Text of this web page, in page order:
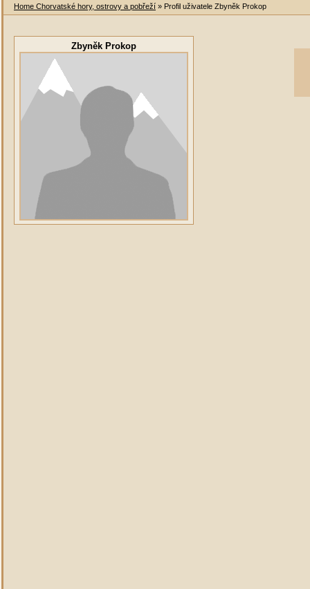
Home Chorvatské hory, ostrovy a pobřeží » Profil uživatele Zbyněk Prokop
Zbyněk Prokop